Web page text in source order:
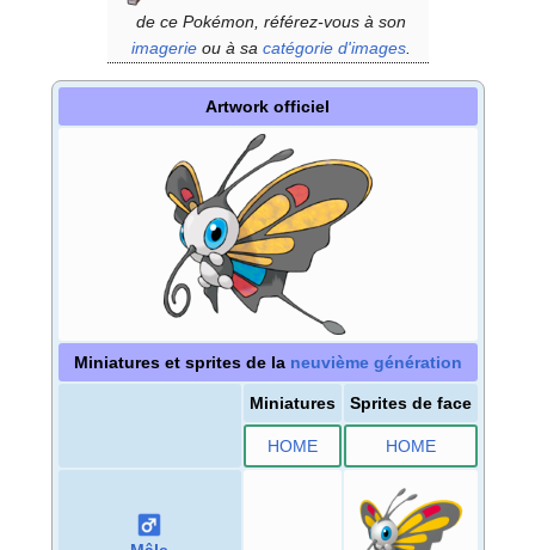
de ce Pokémon, référez-vous à son
imagerieou à sa catégorie d'images.
Artwork officiel
Miniatures et sprites de la neuvième génération
Miniatures Sprites de face
HOME HOME